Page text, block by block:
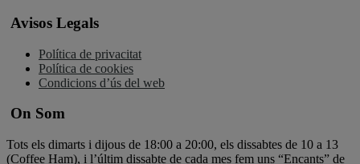
Avisos Legals
Política de privacitat
Política de cookies
Condicions d’ús del web
On Som
Tots els dimarts i dijous de 18:00 a 20:00, els dissabtes de 10 a 13
(Coffee Ham), i l’últim dissabte de cada mes fem uns “Encants” de